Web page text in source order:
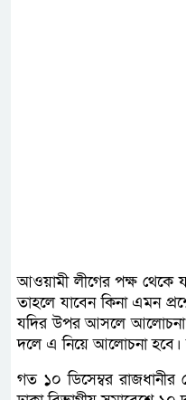
আওয়ামী লীগের পক্ষ থেকে
তাহলে যাবেন কিনা এমন
যদির উপর আসলে আলোচনা
দলে এ নিয়ে আলোচনা হবে।
গত ১০ ডিসেম্বর রাজধানীর